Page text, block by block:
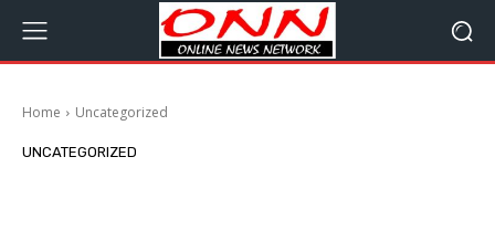
Home Uncategorized
UNCATEGORIZED